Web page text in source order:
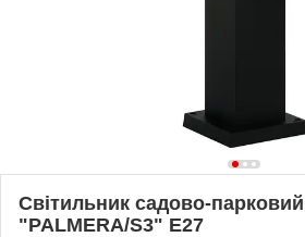
Світильник садово-
"PALMERA/S3" Е27